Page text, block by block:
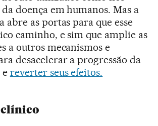
doença em humanos. Mas a
abre as portas para que esse
caminho, e sim que amplie as
a outros mecanismos e
desacelerar a progressão da
reverter seus efeitos.
clínico